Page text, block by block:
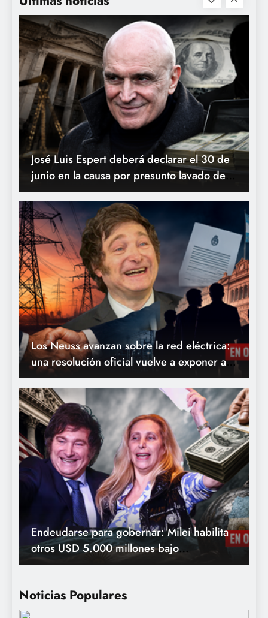
Noticias Populares
en un country
José Luis Espert deberá declarar el 30 de
junio en la causa por presunto lavado de
activos
Los Neuss avanzan sobre la red eléctrica:
una resolución oficial vuelve a exponer a
los empresarios favorecidos por las
privatizaciones de Milei
Endeudarse para gobernar: Milei habilita
otros USD 5.000 millones bajo
jurisdicción de Nueva York